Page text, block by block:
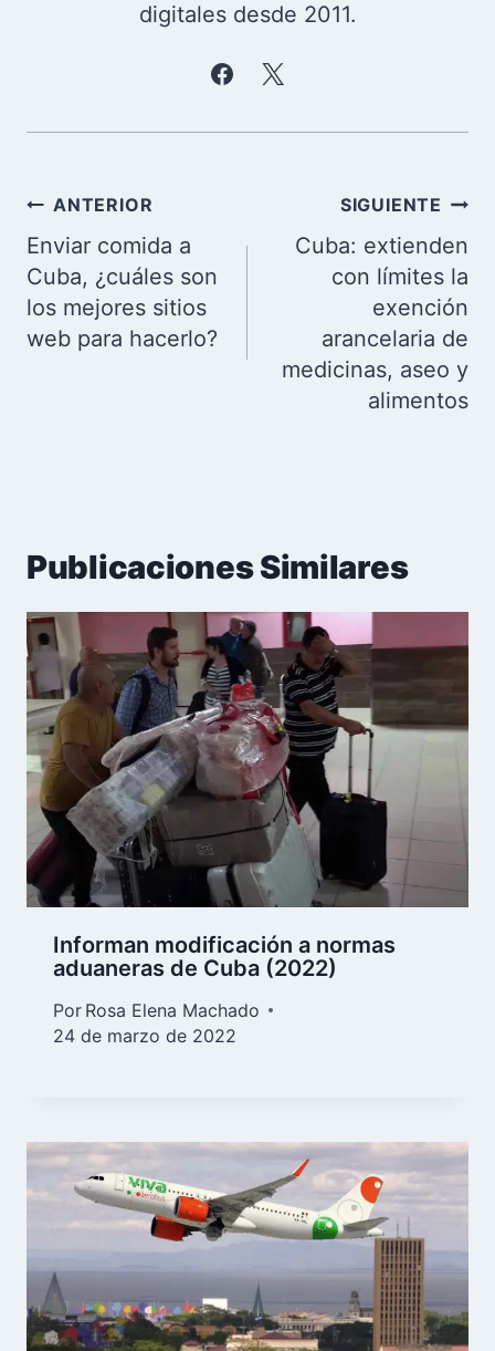
digitales desde 2011.
Navegación
de
entradas
ANTERIOR
Enviar comida a
Cuba, ¿cuáles son
los mejores sitios
web para hacerlo?
SIGUIENTE
Cuba: extienden
con límites la
exención
arancelaria de
medicinas, aseo y
alimentos
Publicaciones Similares
Informan modificación a normas
aduaneras de Cuba (2022)
Por Rosa Elena Machado
24 de marzo de 2022